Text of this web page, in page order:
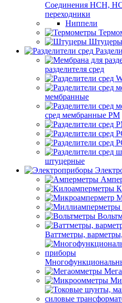
Соединения НСН,
переходники
Ниппели
Штуцеры
разделителя сред
мембранные
сред мембранные РМ
штуцерные
Ваттметры,